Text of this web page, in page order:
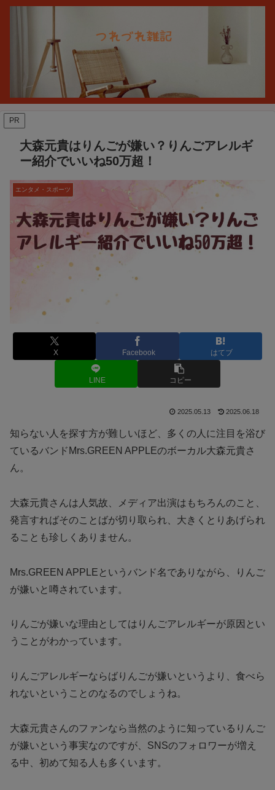
PR
大森元貴はりんごが嫌い？りんごアレルギ
ー紹介でいいね50万超！
エンタメ・スポーツ
X Facebook はてブ
LINE コピー
2025.05.13 2025.06.18
知らない人を探す方が難しいほど、多くの人に注目を浴び
ているバンドMrs.GREEN APPLEのボーカル大森元貴さ
ん。
大森元貴さんは人気故、メディア出演はもちろんのこと、
発言すればそのことばが切り取られ、大きくとりあげられ
ることも珍しくありません。
Mrs.GREEN APPLEというバンド名でありながら、りんご
が嫌いと噂されています。
りんごが嫌いな理由としてはりんごアレルギーが原因とい
うことがわかっています。
りんごアレルギーならばりんごが嫌いというより、食べら
れないということのなるのでしょうね。
大森元貴さんのファンなら当然のように知っているりんご
が嫌いという事実なのですが、SNSのフォロワーが増え
る中、初めて知る人も多くいます。